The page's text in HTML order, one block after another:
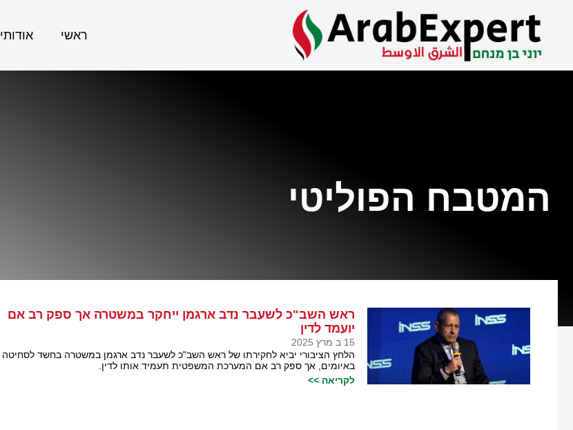
ראשי אודותי
המטבח הפוליטי
ראש השב"כ לשעבר נדב ארגמן ייחקר במשטרה אך ספק רב אם
יועמד לדין
15 ב מרץ 2025
הלחץ הציבורי יביא לחקירתו של ראש השב"כ לשעבר נדב ארגמן במשטרה בחשד לסחיטה
באיומים, אך ספק רב אם המערכת המשפטית תעמיד אותו לדין.
לקריאה >>